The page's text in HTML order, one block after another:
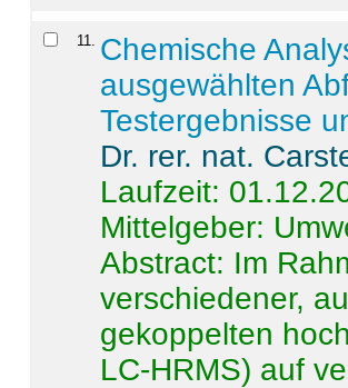
11
Chemische
ausgewählten
Testergebnisse
Dr. rer. nat.
Laufzeit:
Mittelgeber:
Abstract: Im
verschiedener,
gekoppelten
LC-HRMS) auf